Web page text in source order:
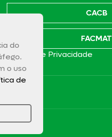
CACB
FACMAT
Política de Privacidade
do
o uso
de